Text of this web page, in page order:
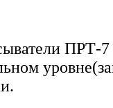
ПРТ-